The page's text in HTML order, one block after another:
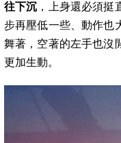
往下沉 ，上身還必須
步再壓低一些、動作也
舞著，空著的左手也沒
更加生動。